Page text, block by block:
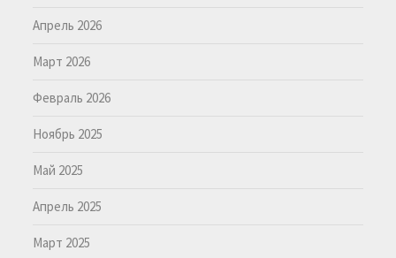
Апрель 2026
Март 2026
Февраль 2026
Ноябрь 2025
Май 2025
Апрель 2025
Март 2025